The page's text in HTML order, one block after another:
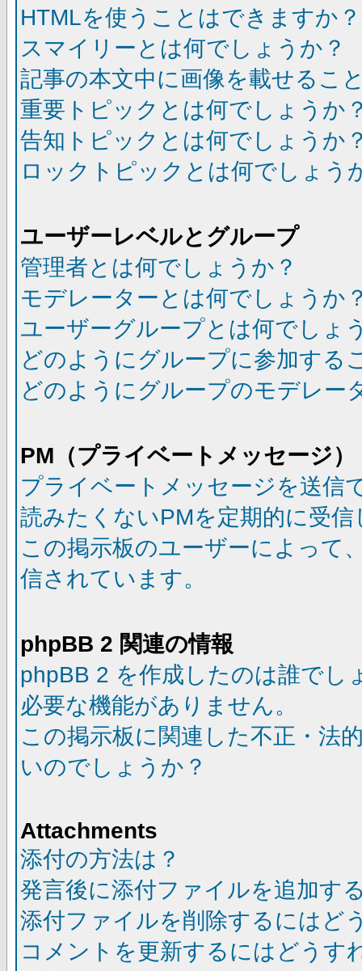
HTMLを使うことはできますか？
スマイリーとは何でしょうか？
記事の本文中に画像を載せるこ
重要トピックとは何でしょうか
告知トピックとは何でしょうか
ロックトピックとは何でしょう
ユーザーレベルとグループ
管理者とは何でしょうか？
モデレーターとは何でしょうか
ユーザーグループとは何でしょ
どのようにグループに参加する
どのようにグループのモデレー
PM（プライベートメッセージ）
プライベートメッセージを送信
読みたくないPMを定期的に受
この掲示板のユーザーによって
信されています。
phpBB 2 関連の情報
phpBB 2 を作成したのは誰でし
必要な機能がありません。
この掲示板に関連した不正・法
いのでしょうか？
Attachments
添付の方法は？
発言後に添付ファイルを追加す
添付ファイルを削除するにはど
コメントを更新するにはどうす